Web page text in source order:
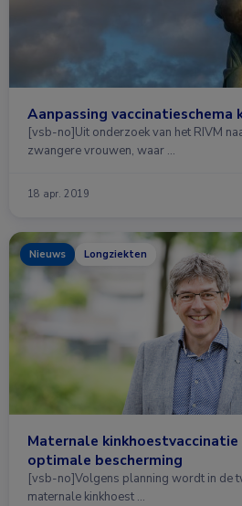
Aanpassing vaccinatieschema
[vsb-no]Uit onderzoek van het RIVM
zwangere vrouwen, waar …
18 apr. 2019
Nieuws Longziekten
Maternale
optimale bescherming
[vsb-no]Volgens planning wordt in de
maternale kinkhoest …